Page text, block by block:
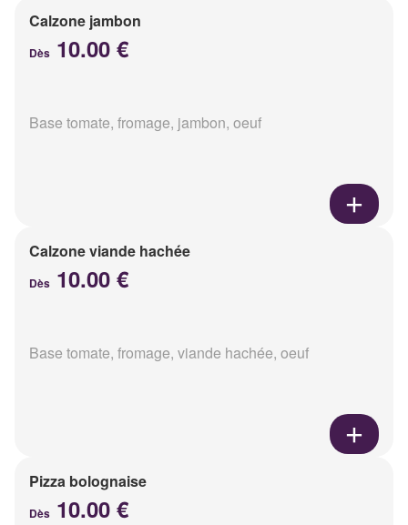
Calzone jambon
Dès 10.00 €
Base tomate, fromage, jambon, oeuf
Calzone viande hachée
Dès 10.00 €
Base tomate, fromage, viande hachée, oeuf
Pizza bolognaise
Dès 10.00 €